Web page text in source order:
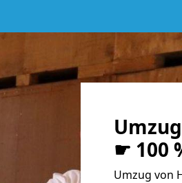
☛ 100
Umzug von